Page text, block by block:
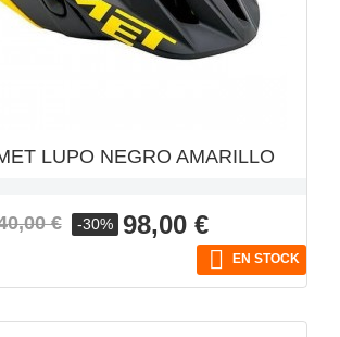
LUPO NEGRO AMARILLO
€ -30% Precio
98,00 €
 EN STOCK
VISTA RÁPIDA